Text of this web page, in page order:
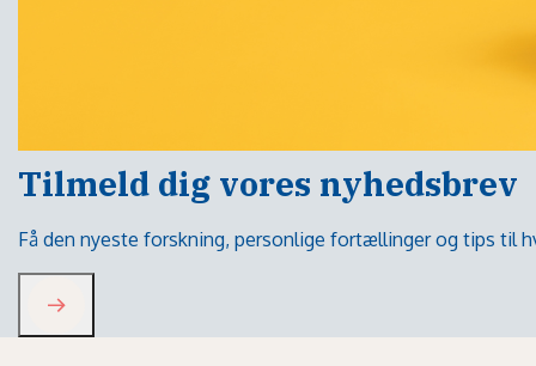
Tilmeld dig vores nyhedsbrev
Få den nyeste forskning, personlige fortællinger og tips til